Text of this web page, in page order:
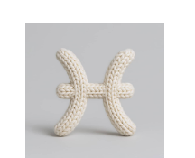
Ключевые черты: Рыбы —
Подарки для
зодиакаРыбы